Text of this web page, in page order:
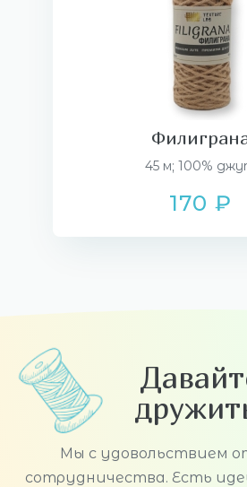
45 м; 100%
170 ₽
Мы с удовольствием
сотрудничества. Есть